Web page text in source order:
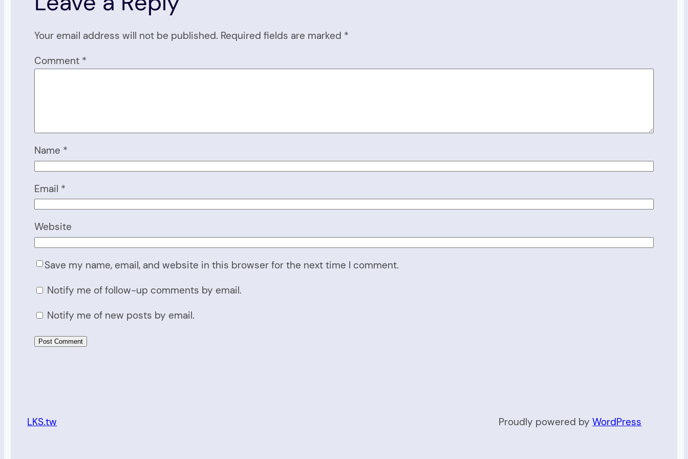
Your email address will not be published. Required fields are marked *
Comment *
Name *
Email *
Website
Save my name, email, and website in this browser for the next time I comment.
Notify me of follow-up comments by email.
Notify me of new posts by email.
LKS.tw Proudly powered byWordPress